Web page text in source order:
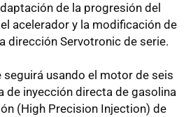
de la progresión del
acelerador y la modificación de
dirección Servotronic de serie.
seguirá usando el motor de seis
de inyección directa de gasolina
(High Precision Injection) de